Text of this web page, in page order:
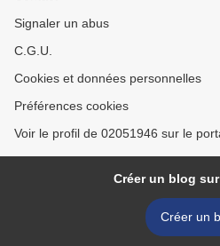
Signaler un abus
C.G.U.
Cookies et données personnelles
Préférences cookies
Voir le profil de 02051946 sur le
Créer un blog
Créer un